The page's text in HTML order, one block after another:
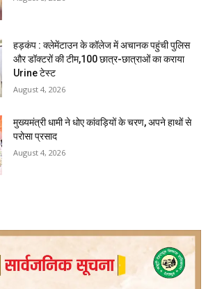
हड़कंप : क्लेमेंटाउन के कॉलेज में अचानक पहुंची पुलिस
और डॉक्टरों की टीम,100 छात्र-छात्राओं का कराया
Urine टेस्ट
August 4, 2026
मुख्यमंत्री धामी ने धोए कांवड़ियों के चरण, अपने हाथों से
परोसा प्रसाद
August 4, 2026